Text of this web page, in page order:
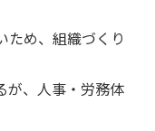
ため、組織づくり
が、人事・労務体